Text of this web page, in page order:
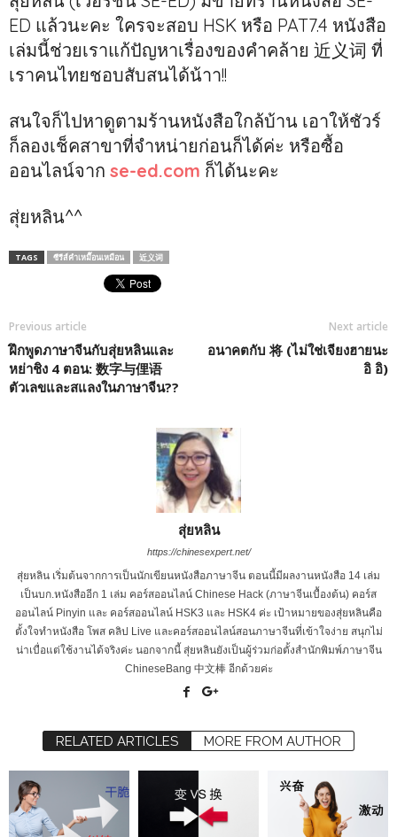
ED แล้วนะคะ ใครจะสอบ HSK หรือ PAT7.4 หนังสือ
เล่มนี้ช่วยเราแก้ปัญหาเรื่องของคำคล้าย 近义词 ที่
เราคนไทยชอบสับสนได้น้าา!!
สนใจก็ไปหาดูตามร้านหนังสือใกล้บ้าน เอาให้ชัวร์
ก็ลองเช็คสาขาที่จำหน่ายก่อนก็ได้ค่ะ หรือซื้อ
ออนไลน์จาก se-ed.com ก็ได้นะคะ
สุ่ยหลิน^^
TAGS ซีรีส์คำเหมื๊อนเหมือน 近义词
Previous article
ฝึกพูดภาษาจีนกับสุ่ยหลินและ
หย่าชิง 4 ตอน: 数字与俚语
ตัวเลขและสแลงในภาษาจีน??
Next article
อนาคตกับ 将 (ไม่ใช่เจียงฮายนะ
อิ อิ)
สุ่ยหลิน
https://chinesexpert.net/
สุ่ยหลิน เริ่มต้นจากการเป็นนักเขียนหนังสือภาษาจีน ตอนนี้มีผลงานหนังสือ 14 เล่ม
เป็นบก.หนังสืออีก 1 เล่ม คอร์สออนไลน์ Chinese Hack (ภาษาจีนเบื้องต้น) คอร์ส
ออนไลน์ Pinyin และ คอร์สออนไลน์ HSK3 และ HSK4 ค่ะ เป้าหมายของสุ่ยหลินคือ
ตั้งใจทำหนังสือ โพส คลิป Live และคอร์สออนไลน์สอนภาษาจีนที่เข้าใจง่าย สนุกไม่
น่าเบื่อแต่ใช้งานได้จริงค่ะ นอกจากนี้ สุ่ยหลินยังเป็นผู้ร่วมก่อตั้งสำนักพิมพ์ภาษาจีน
ChineseBang 中文棒 อีกด้วยค่ะ
RELATED ARTICLES MORE FROM AUTHOR